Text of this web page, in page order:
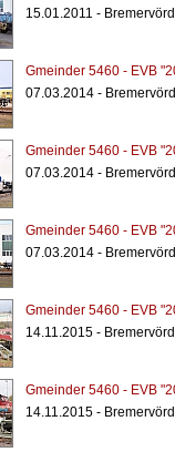
15.01.2011 -
Gmeinder 5460 - EVB
07.03.2014 -
Gmeinder 5460 - EVB
07.03.2014 -
Gmeinder 5460 - EVB
07.03.2014 -
Gmeinder 5460 - EVB
14.11.2015 -
Gmeinder 5460 - EVB
14.11.2015 -